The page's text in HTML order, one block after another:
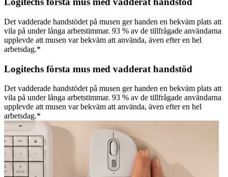
Det vadderade handstödet på musen ger handen en bekväm plats att
vila på under långa arbetstimmar. 93 % av de tillfrågade användarna
upplevde att musen var bekväm att använda, även efter en hel
arbetsdag.*
Logitechs första mus med vadderat handstöd
Det vadderade handstödet på musen ger handen en bekväm plats att
vila på under långa arbetstimmar. 93 % av de tillfrågade användarna
upplevde att musen var bekväm att använda, även efter en hel
arbetsdag.*